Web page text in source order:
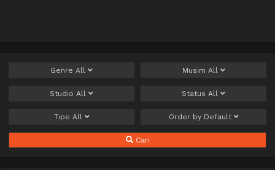
Genre All Musim All
Studio All Status All
Tipe All Order by Default
Cari